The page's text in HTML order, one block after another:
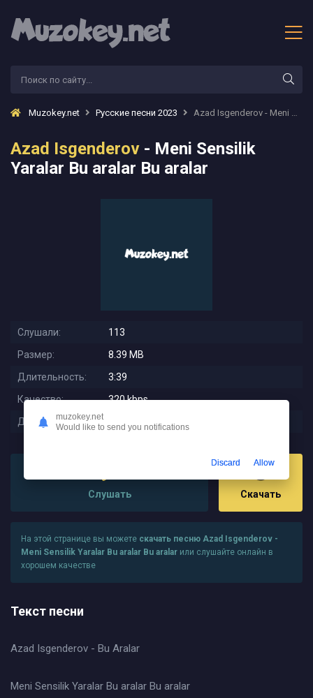
Muzokey.net Русские песни 2023 Azad Isgenderov - Meni Sensilik Yaralar Bu aralar Bu aralar
Azad Isgenderov - Meni Sensilik
Yaralar Bu aralar Bu aralar
Слушали:
113
Размер:
8.39 MB
Длительность:
3:39
Качество:
320 kbps
Дата релиза:
2023-09-27 23:03:03
Слушать Скачать
На этой странице вы можете скачать песню Azad Isgenderov -
Meni Sensilik Yaralar Bu aralar Bu aralar или слушайте онлайн в
хорошем качестве
Текст песни
Azad Isgenderov - Bu Aralar
Meni Sensilik Yaralar Bu aralar Bu aralar
muzokey.net
Would like to send you notifications
Discard Allow